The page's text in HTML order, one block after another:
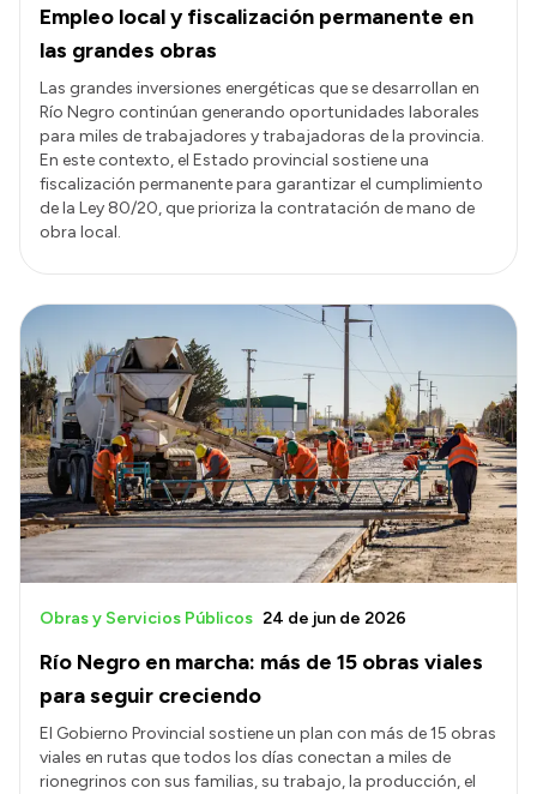
Consulta de pago a proveedores
Convocatorias
Intranet
Login
Empleo local y fiscalización permanente en
las grandes obras
Las grandes inversiones energéticas que se desarrollan en
Río Negro continúan generando oportunidades laborales
para miles de trabajadores y trabajadoras de la provincia.
En este contexto, el Estado provincial sostiene una
fiscalización permanente para garantizar el cumplimiento
de la Ley 80/20, que prioriza la contratación de mano de
obra local.
Río Negro en marcha: más de 15 obras viales
para seguir creciendo
Obras y Servicios Públicos 24 de jun de 2026
El Gobierno Provincial sostiene un plan con más de 15 obras
viales en rutas que todos los días conectan a miles de
rionegrinos con sus familias, su trabajo, la producción, el